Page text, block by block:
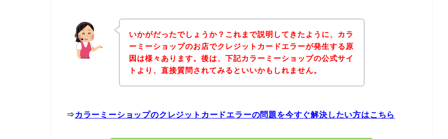
いかがだったでしょうか？これまで説明してきたように、カラ
ーミーショップのお店でクレジットカードエラーが発生する原
因は様々あります。後は、下記カラーミーショップの公式サイ
トより、直接質問されてみるといいかもしれません。
⇒ カラーミーショップのクレジットカードエラーの問題を今すぐ解決したい方はこちら